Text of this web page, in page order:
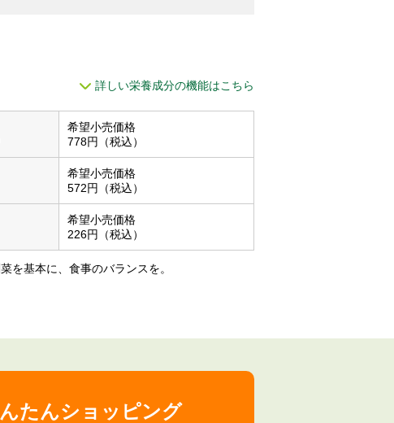
詳しい栄養成分の機能はこちら
希望⼩売価格
778円（税込）
希望⼩売価格
572円（税込）
希望⼩売価格
226円（税込）
を基本に、⾷事のバランスを。
たんショッピング